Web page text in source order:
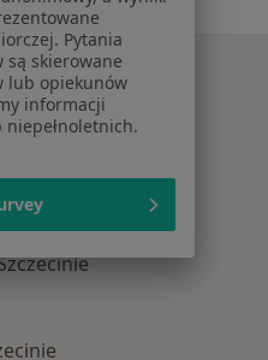
Pytania
są skierowane
lub opiekunów
informacji